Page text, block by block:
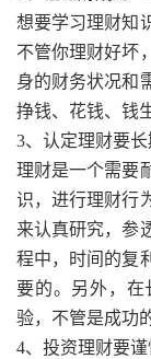
想要学习理财知
不管你理财好坏
身的财务状况和
挣钱、花钱、钱
3、认定理财要
理财是一个需要
识，进行理财行
来认真研究，参
程中，时间的复
要的。另外，在
验，不管是成功
4、投资理财要谨